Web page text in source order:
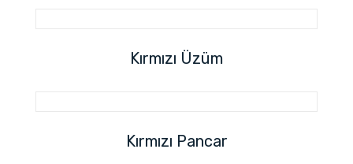
Kırmızı Üzüm
Kırmızı Pancar